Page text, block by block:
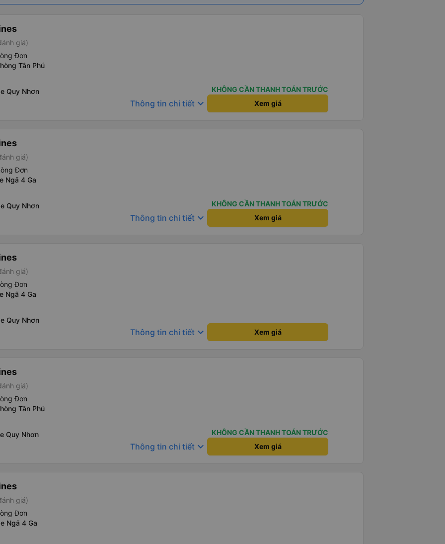
giá)
Đơn
Tân Phú
Quy Nhơn
KHÔNG CẦN THANH TOÁN TRƯỚC
Thông tin chi tiết keyboard_arrow_down Xem giá
giá)
Đơn
Ngã 4 Ga
Quy Nhơn
KHÔNG CẦN THANH TOÁN TRƯỚC
Thông tin chi tiết keyboard_arrow_down Xem giá
giá)
Đơn
Ngã 4 Ga
Quy Nhơn
Thông tin chi tiết keyboard_arrow_down Xem giá
giá)
Đơn
Tân Phú
Quy Nhơn
KHÔNG CẦN THANH TOÁN TRƯỚC
Thông tin chi tiết keyboard_arrow_down Xem giá
giá)
Đơn
Ngã 4 Ga